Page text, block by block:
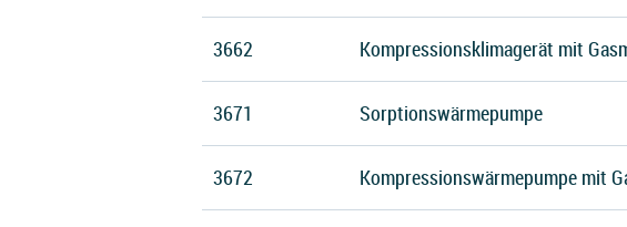
3662 Kompressionsklimagerät mit
3671 Sorptionswärmepumpe
3672 Kompressionswärmepumpe mit